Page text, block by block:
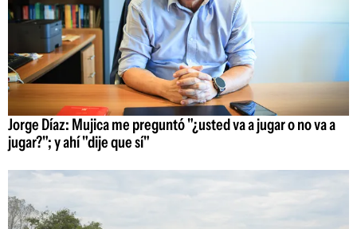
Jorge Díaz: Mujica me preguntó "¿usted va a jugar o no va a
jugar?"; y ahí "dije que sí"